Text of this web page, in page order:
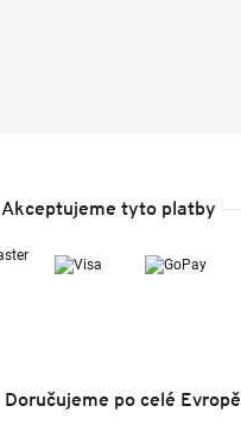
Akceptujeme tyto platby
Doručujeme po celé Evropě